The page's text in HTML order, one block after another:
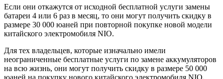
Если они откажутся от исходной бесплатной услуги замены
батареи 4 или 6 раз в месяц, то они могут получить скидку в
размере 30 000 юаней при повторной покупке новой модели
китайского электромобиля NIO.
Для тех владельцев, которые изначально имели
неограниченные бесплатные услуги по замене аккумуляторов
на всю жизнь, они могут получить скидку в размере 50 000